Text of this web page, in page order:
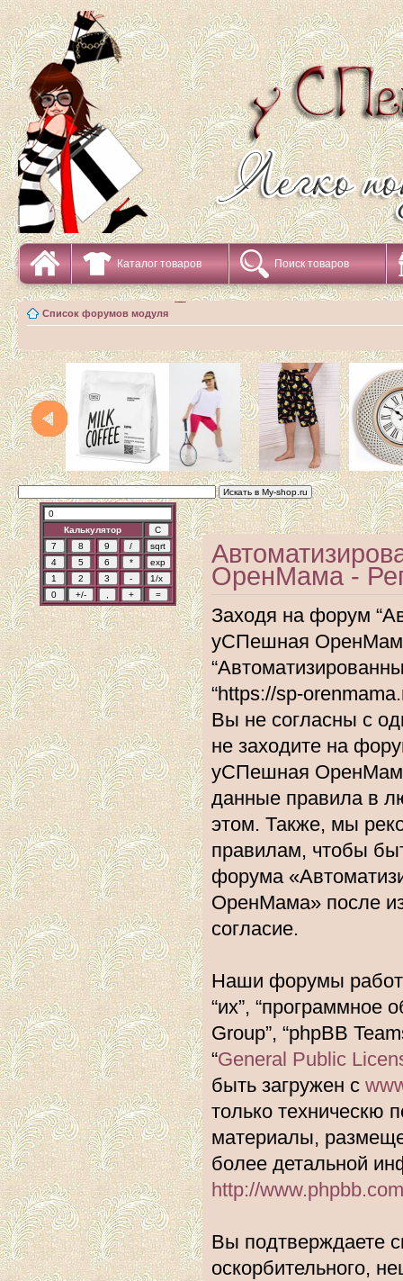
Каталог товаров Поиск товаров
Список форумов модуля
Калькулятор
ОренМама -
Заходя на форум
уСПешная
“https://sp-
Вы не согласны с
не заходите на
уСПешная
данные правила в
этом. Также, мы
правилам, чтобы
форума
ОренМама» после
согласие.
Наши форумы
“их”, “программное
Group”, “phpBB
“General Public
быть загружен с
только техническю
материалы,
более детальной
http://
Вы подтверждаете
оскорбительного,